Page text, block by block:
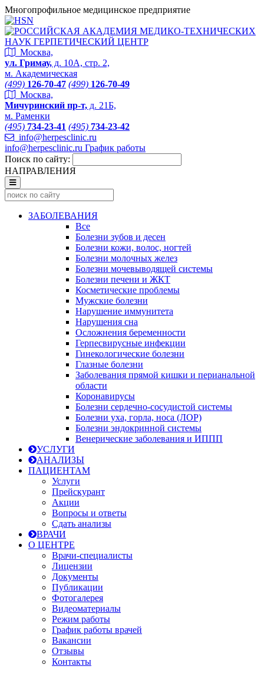
Многопрофильное медицинское предприятие
Москва,
ул. Гримау, д. 10А, стр. 2,
м. Академическая
(499) 126-70-47 (499) 126-70-49
Москва,
Мичуринский пр-т, д. 21Б,
м. Раменки
(495) 734-23-41 (495) 734-23-42
info@herpesclinic.ru
info@herpesclinic.ru График работы
Поиск по сайту:
НАПРАВЛЕНИЯ
ЗАБОЛЕВАНИЯ
Все
Болезни зубов и десен
Болезни кожи, волос, ногтей
Болезни молочных желез
Болезни мочевыводящей системы
Болезни печени и ЖКТ
Косметические проблемы
Мужские болезни
Нарушение иммунитета
Нарушения сна
Осложнения беременности
Герпесвирусные инфекции
Гинекологические болезни
Глазные болезни
Заболевания прямой кишки и перианальной
области
Коронавирусы
Болезни сердечно-сосудистой системы
Болезни уха, горла, носа (ЛОР)
Болезни эндокринной системы
Венерические заболевания и ИППП
УСЛУГИ
АНАЛИЗЫ
ПАЦИЕНТАМ
Услуги
Прейскурант
Акции
Вопросы и ответы
Сдать анализы
ВРАЧИ
О ЦЕНТРЕ
Врачи-специалисты
Лицензии
Документы
Публикации
Фотогалерея
Видеоматериалы
Режим работы
График работы врачей
Вакансии
Отзывы
Контакты